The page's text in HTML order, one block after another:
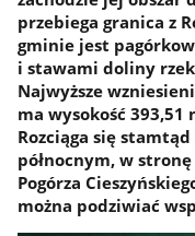
przebiega granica z
gminie jest
i stawami doliny
Najwyższe
ma wysokość
Rozciąga się
północnym, w
Pogórza
można podziwiać